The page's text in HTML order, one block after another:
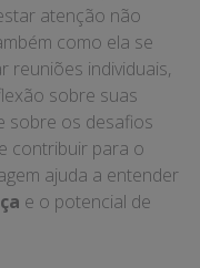
atenção não
como ela se
reuniões individuais,
sobre suas
sobre os desafios
contribuir para o
ajuda a entender
e o potencial de